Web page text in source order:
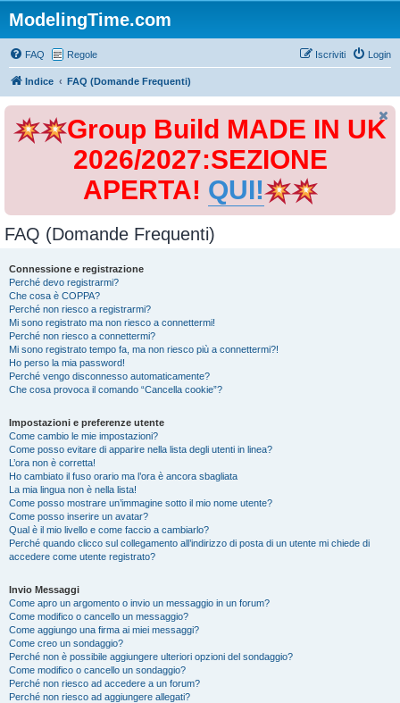
ModelingTime.com
FAQ Regole Login
Iscriviti
Indice FAQ (Domande Frequenti)
Group Build MADE IN UK
2026/2027:SEZIONE
APERTA! QUI!
FAQ (Domande Frequenti)
Connessione e registrazione
Perché devo registrarmi?
Che cosa è COPPA?
Perché non riesco a registrarmi?
Mi sono registrato ma non riesco a connettermi!
Perché non riesco a connettermi?
Mi sono registrato tempo fa, ma non riesco più a connettermi?!
Ho perso la mia password!
Perché vengo disconnesso automaticamente?
Che cosa provoca il comando “Cancella cookie”?
Impostazioni e preferenze utente
Come cambio le mie impostazioni?
Come posso evitare di apparire nella lista degli utenti in linea?
L’ora non è corretta!
Ho cambiato il fuso orario ma l’ora è ancora sbagliata
La mia lingua non è nella lista!
Come posso mostrare un’immagine sotto il mio nome utente?
Come posso inserire un avatar?
Qual è il mio livello e come faccio a cambiarlo?
Perché quando clicco sul collegamento all’indirizzo di posta di un utente mi chiede di
accedere come utente registrato?
Invio Messaggi
Come apro un argomento o invio un messaggio in un forum?
Come modifico o cancello un messaggio?
Come aggiungo una firma ai miei messaggi?
Come creo un sondaggio?
Perché non è possibile aggiungere ulteriori opzioni del sondaggio?
Come modifico o cancello un sondaggio?
Perché non riesco ad accedere a un forum?
Perché non riesco ad aggiungere allegati?